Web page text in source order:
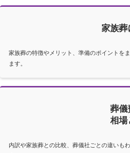
家族葬
家族葬の特徴やメリット、準備のポイントを
ます。
葬儀
相場
内訳や家族葬との比較、葬儀社ごとの違いも